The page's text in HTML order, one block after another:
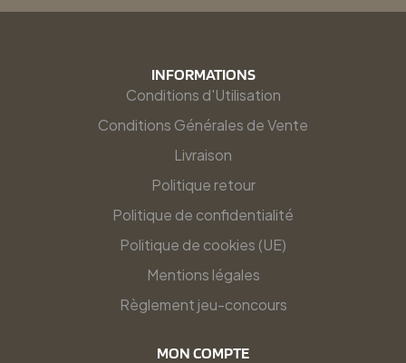
INFORMATIONS
Conditions d'Utilisation
Conditions Générales de Vente
Livraison
Politique retour
Politique de confidentialité
Politique de cookies (UE)
Mentions légales
Règlement jeu-concours
MON COMPTE